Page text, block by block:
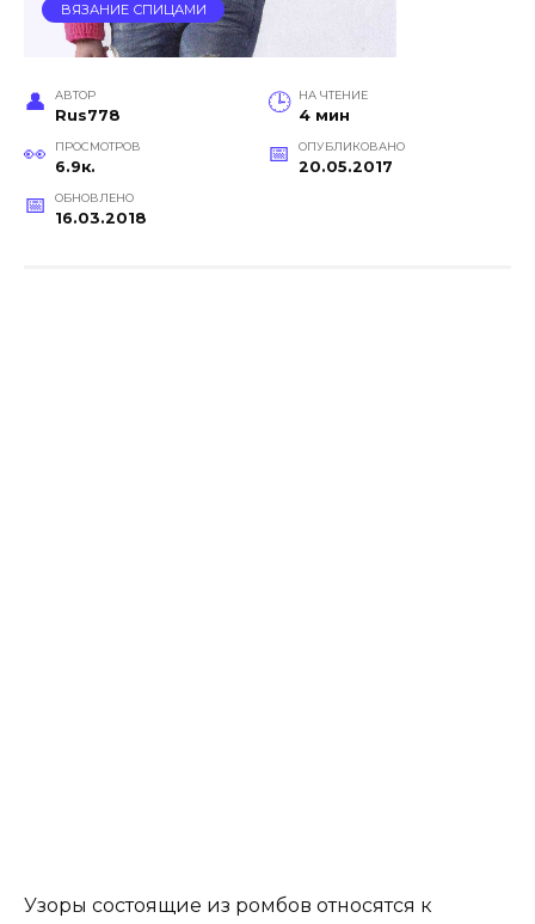
ВЯЗАНИЕ СПИЦАМИ
АВТОР
Rus778
НА ЧТЕНИЕ
4 мин
ПРОСМОТРОВ
6.9к.
ОПУБЛИКОВАНО
20.05.2017
ОБНОВЛЕНО
16.03.2018
Узоры состоящие из ромбов относятся к